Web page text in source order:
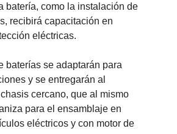
batería, como la instalación de
recibirá capacitación en
eléctricas.
baterías se adaptarán para
y se entregarán al
cercano, que al mismo
para el ensamblaje en
eléctricos y con motor de
es una de las principales
y la electrificación es una parte